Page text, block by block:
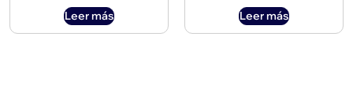
Leer más Leer más